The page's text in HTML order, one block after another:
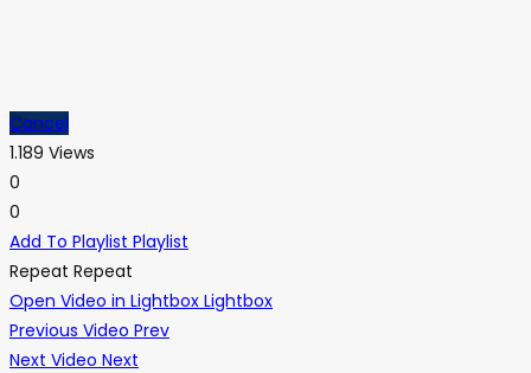
Cancel
1.189 Views
0
0
Add To Playlist Playlist
Repeat Repeat
Open Video in Lightbox Lightbox
Previous Video Prev
Next Video Next